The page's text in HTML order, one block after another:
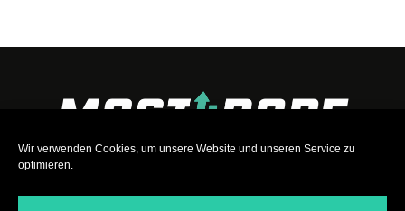
Wir verwenden Cookies, um unsere Website und unseren Service zu
optimieren.